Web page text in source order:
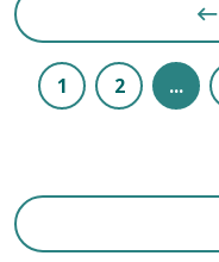
1 2 ...